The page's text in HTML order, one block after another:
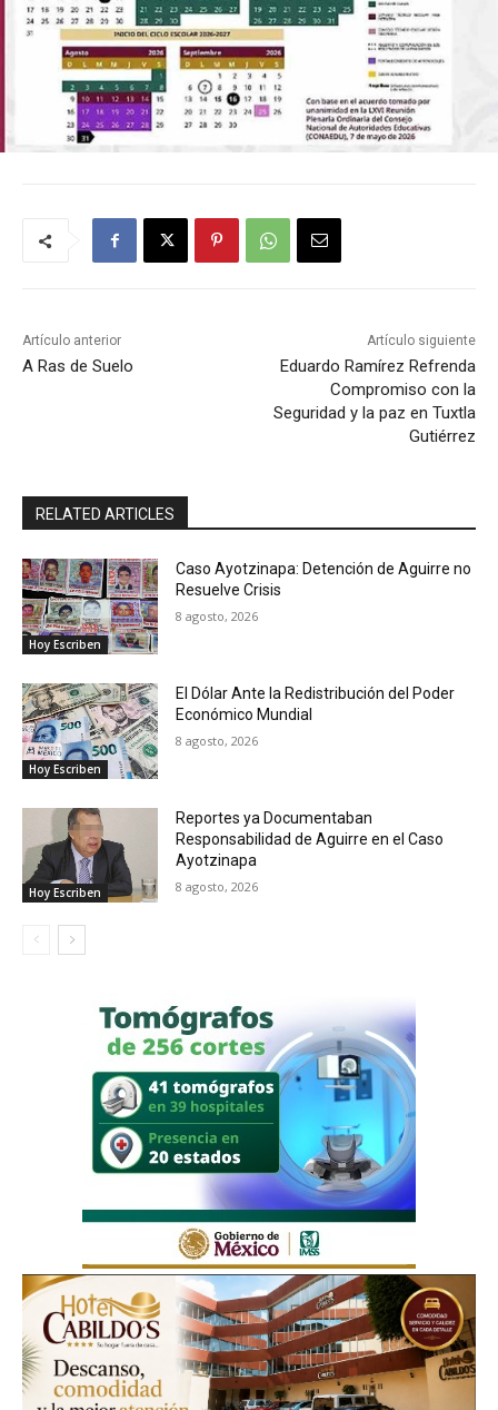
Artículo anterior
A Ras de Suelo
Artículo siguiente
Eduardo Ramírez Refrenda
Compromiso con la
Seguridad y la paz en Tuxtla
Gutiérrez
RELATED ARTICLES
Hoy Escriben
Caso Ayotzinapa: Detención de Aguirre no
Resuelve Crisis
8 agosto, 2026
Hoy Escriben
El Dólar Ante la Redistribución del Poder
Económico Mundial
8 agosto, 2026
Hoy Escriben
Reportes ya Documentaban
Responsabilidad de Aguirre en el Caso
Ayotzinapa
8 agosto, 2026